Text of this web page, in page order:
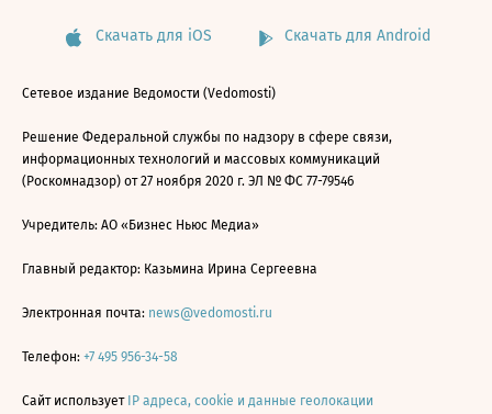
Скачать для iOS Скачать для Android
Сетевое издание Ведомости (Vedomosti)
Решение Федеральной службы по надзору в сфере связи,
информационных технологий и массовых коммуникаций
(Роскомнадзор) от 27 ноября 2020 г. ЭЛ № ФС 77-79546
Учредитель: АО «Бизнес Ньюс Медиа»
Главный редактор: Казьмина Ирина Сергеевна
Электронная почта: news@vedomosti.ru
Телефон: +7 495 956-34-58
Сайт использует IP адреса, cookie и данные геолокации